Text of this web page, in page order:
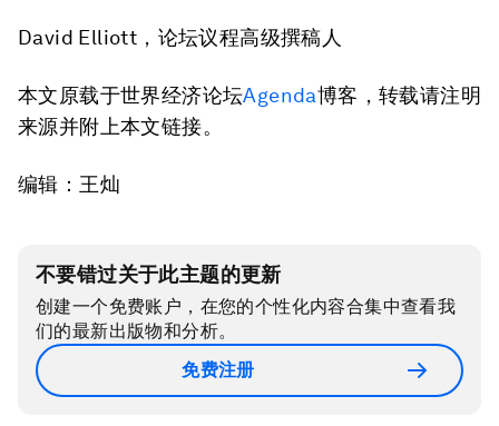
David Elliott，论坛议程高级撰稿人
本文原载于世界经济论坛Agenda博客，转载请注明
来源并附上本文链接。
编辑：王灿
不要错过关于此主题的更新
创建一个免费账户，在您的个性化内容合集中查看我
们的最新出版物和分析。
免费注册